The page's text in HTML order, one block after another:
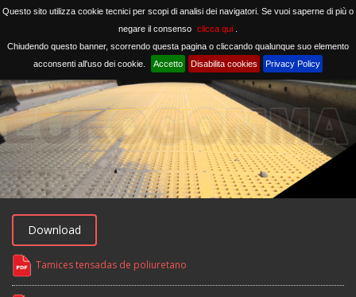
Questo sito utilizza cookie tecnici per scopi di analisi dei navigatori. Se vuoi saperne di più o
negare il consenso clicca qui
Chiudendo questo banner, scorrendo questa pagina o cliccando qualunque suo elemento
acconsenti all'uso dei cookie.
Accetto Disabilita cookies Privacy Policy
Download
Tamices tensadas de poliuretano